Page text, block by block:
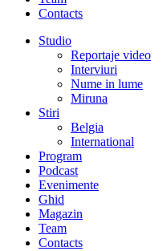
Contacts
Studio
Reportaje video
Interviuri
Nume in lume
Miruna
Stiri
Belgia
International
Program
Podcast
Evenimente
Ghid
Magazin
Team
Contacts